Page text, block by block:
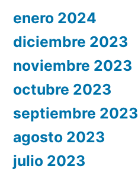
enero 2024
diciembre 2023
noviembre 2023
octubre 2023
septiembre 2023
agosto 2023
julio 2023